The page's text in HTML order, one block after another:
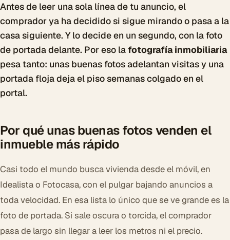
Antes de leer una sola línea de tu anuncio, el
comprador ya ha decidido si sigue mirando o pasa a la
casa siguiente. Y lo decide en un segundo, con la foto
de portada delante. Por eso lafotografía inmobiliaria
pesa tanto: unas buenas fotos adelantan visitas y una
portada floja deja el piso semanas colgado en el
portal.
Por qué unas buenas fotos venden el
inmueble más rápido
Casi todo el mundo busca vivienda desde el móvil, en
Idealista o Fotocasa, con el pulgar bajando anuncios a
toda velocidad. En esa lista lo único que se ve grande es la
foto de portada. Si sale oscura o torcida, el comprador
pasa de largo sin llegar a leer los metros ni el precio.